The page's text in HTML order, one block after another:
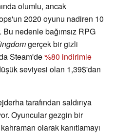
olumlu, ancak
2020 oyunu nadiren 10
nedenle bağımsız RPG
gerçek bir gizli
Steam'de%80 indirimle
seviyesi olan 1,39$'dan
tarafından saldırıya
Oyuncular gezgin bir
olarak kanıtlamayı